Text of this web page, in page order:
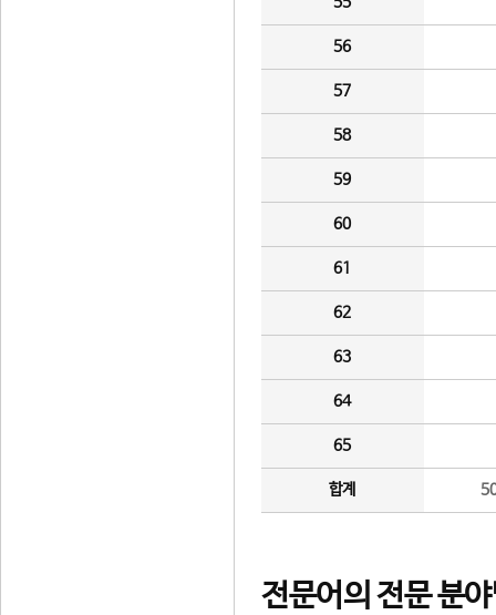
56
57
58
59
60
61
62
63
64
65
합계
전문어의 전문 분